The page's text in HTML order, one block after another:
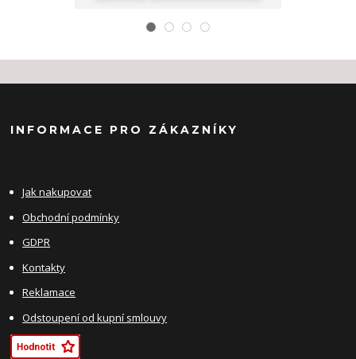
INFORMACE PRO ZÁKAZNÍKY
Jak nakupovat
Obchodní podmínky
GDPR
Kontakty
Reklamace
Odstoupení od kupní smlouvy